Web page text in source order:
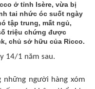
ở tỉnh Isère, vừa bị
tai nhức óc suốt ngày
tập trung, mất ngủ,
triệu chứng được
chủ sở hữu của Ricco.
14/1 năm sau.
người hàng xóm